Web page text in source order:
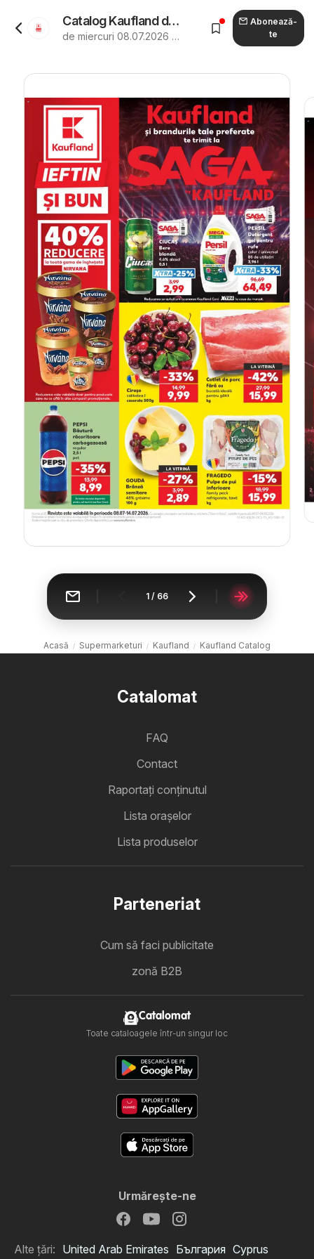
Catalog Kaufland de la 08.07.2026 - Revista "Kaufland Catalog"
de miercuri 08.07.2026 până marți 14.07.2026
Abonează-
te
1 / 66
Acasă Supermarketuri Kaufland Kaufland Catalog
Catalomat
FAQ
Contact
Raportați conținutul
Lista oraşelor
Lista produselor
Parteneriat
Cum să faci publicitate
zonă B2B
Catalomat
Toate cataloagele într-un singur loc
Urmăreşte-ne
Alte țări: United Arab Emirates България Cyprus